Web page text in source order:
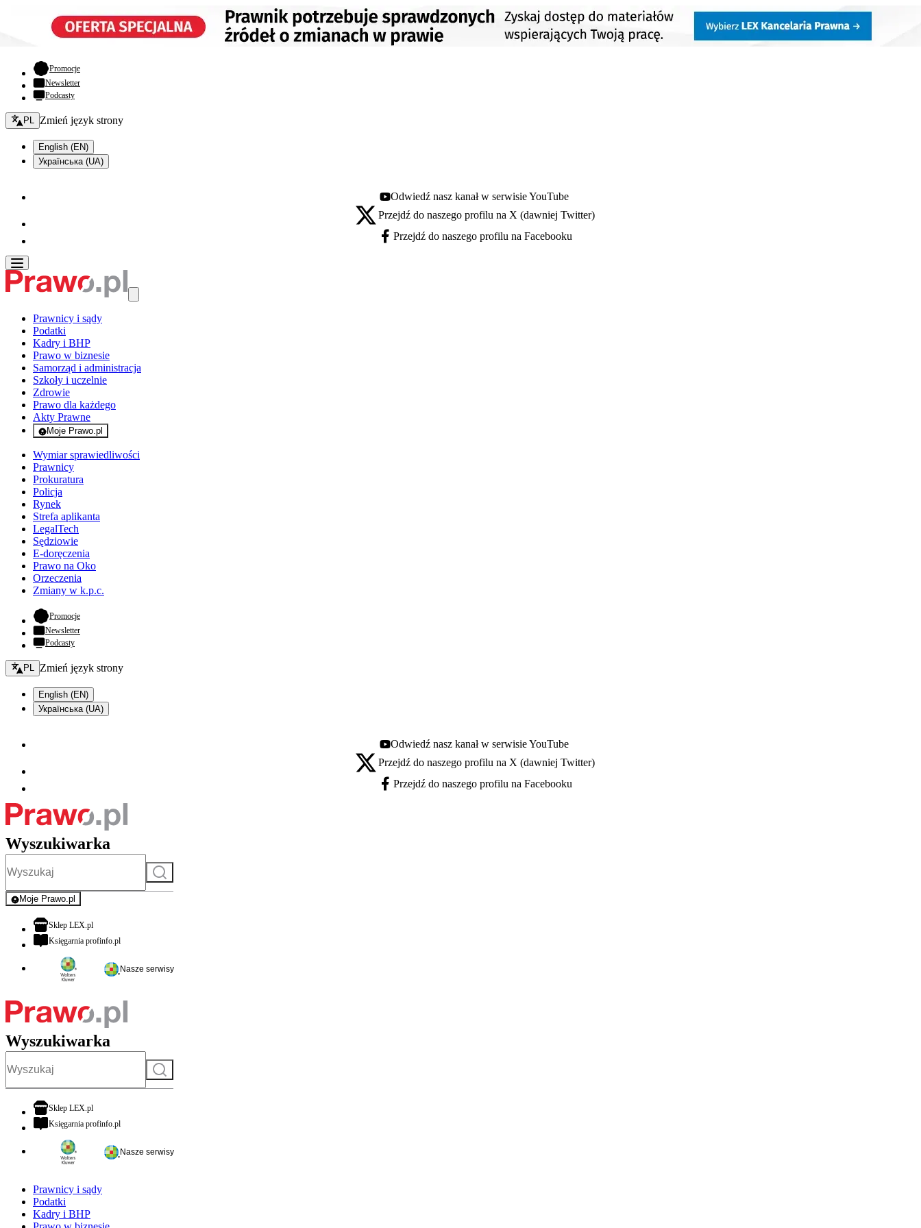
Promocje- otwiera się w nowej karcie
Newsletter
Podcasty
Zmień język - bieżący:
PL Zmień język strony
English (EN)
Українська (UA)
Youtube - otwiera się w nowej karcie
Odwiedź nasz kanał w serwisie YouTube
X - otwiera się w nowej karcie
Przejdź do naszego profilu na X (dawniej Twitter)
Facebook - otwiera się w nowej karcie
Przejdź do naszego profilu na Facebooku
Prawnicy i sądy
Podatki
Kadry i BHP
Prawo w biznesie
Samorząd i administracja
Szkoły i uczelnie
Zdrowie
Prawo dla każdego
Akty Prawne
Moje Prawo.pl
- rejestracja i logowanie do serwisu
Wymiar sprawiedliwości
Prawnicy
Prokuratura
Policja
Rynek
Strefa aplikanta
LegalTech
Sędziowie
E-doręczenia
Prawo na Oko
Orzeczenia
Zmiany w k.p.c.
Promocje- otwiera się w nowej karcie
Newsletter
Podcasty
Zmień język - bieżący:
PL Zmień język strony
English (EN)
Українська (UA)
Youtube - otwiera się w nowej karcie
Odwiedź nasz kanał w serwisie YouTube
X - otwiera się w nowej karcie
Przejdź do naszego profilu na X (dawniej Twitter)
Facebook - otwiera się w nowej karcie
Przejdź do naszego profilu na Facebooku
Wyszukiwarka
Szukaj
Moje Prawo.pl
- rejestracja i logowanie do serwisu
Sklep LEX.plotwiera się w nowej karcie
Księgarnia profinfo.plotwiera się w nowej karcie
Nasze serwisy
Wyszukiwarka
Szukaj
Sklep LEX.plotwiera się w nowej karcie
Księgarnia profinfo.plotwiera się w nowej karcie
Nasze serwisy
Prawnicy i sądy
Podatki
Kadry i BHP